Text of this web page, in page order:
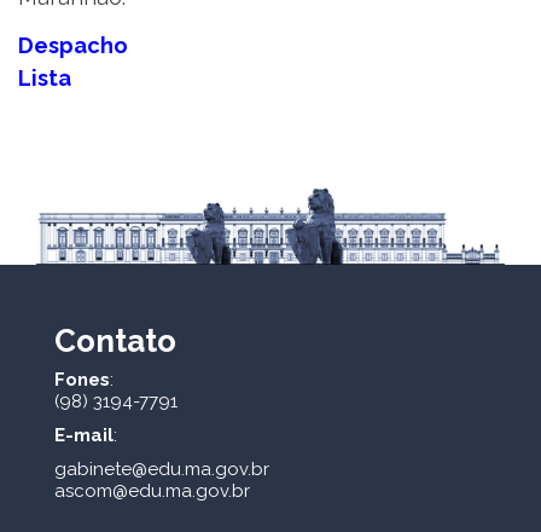
Despacho
Lista
Contato
Fones:
(98) 3194-7791
E-mail:
gabinete@edu.ma.gov.br
ascom@edu.ma.gov.br